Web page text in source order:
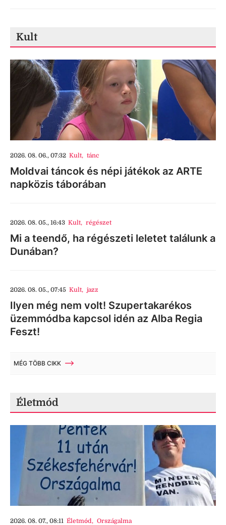
Kult
2026. 08. 06., 07:32 Kult, tánc
Moldvai táncok és népi játékok az ARTE
napközis táborában
2026. 08. 05., 16:43 Kult, régészet
Mi a teendő, ha régészeti leletet találunk a
Dunában?
2026. 08. 05., 07:45 Kult, jazz
Ilyen még nem volt! Szupertakarékos
üzemmódba kapcsol idén az Alba Regia
Feszt!
MÉG TÖBB CIKK
Életmód
2026. 08. 07., 08:11 Életmód, Országalma